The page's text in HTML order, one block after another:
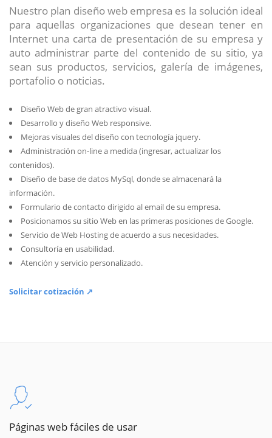
Nuestro plan diseño web empresa es la solución ideal
para aquellas organizaciones que desean tener en
Internet una carta de presentación de su empresa y
auto administrar parte del contenido de su sitio, ya
sean sus productos, servicios, galería de imágenes,
portafolio o noticias.
Diseño Web de gran atractivo visual.
Desarrollo y diseño Web responsive.
Mejoras visuales del diseño con tecnología jquery.
Administración on-line a medida (ingresar, actualizar los
contenidos).
Diseño de base de datos MySql, donde se almacenará la
información.
Formulario de contacto dirigido al email de su empresa.
Posicionamos su sitio Web en las primeras posiciones de Google.
Servicio de Web Hosting de acuerdo a sus necesidades.
Consultoría en usabilidad.
Atención y servicio personalizado.
Solicitar cotización ↗
Páginas web fáciles de usar